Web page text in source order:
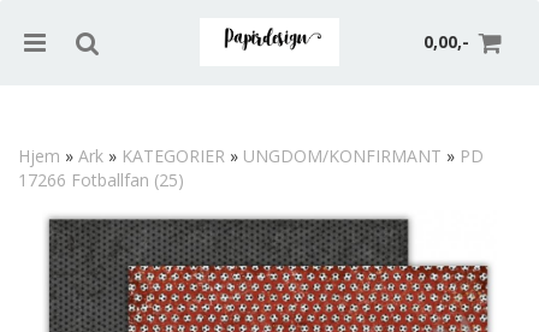
0,00,-
Hjem » Ark » KATEGORIER » UNGDOM/KONFIRMANT » PD
17266 Fotballfan (25)
Trykk ENTER for å søke